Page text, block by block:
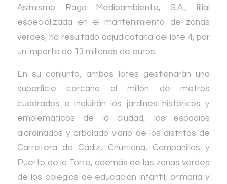
Asimismo Raga Medioambiente, S.A., filial
especializada en el mantenimiento de zonas
verdes, ha resultado adjudicataria del lote 4, por
un importe de 13 millones de euros.
En su conjunto, ambos lotes gestionarán una
superficie cercana al millón de metros
cuadrados e incluirán los jardines históricos y
emblemáticos de la ciudad, los espacios
ajardinados y arbolado viario de los distritos de
Carretera de Cádiz, Churriana, Campanillas y
Puerto de la Torre, además de las zonas verdes
de los colegios de educación infantil, primaria y